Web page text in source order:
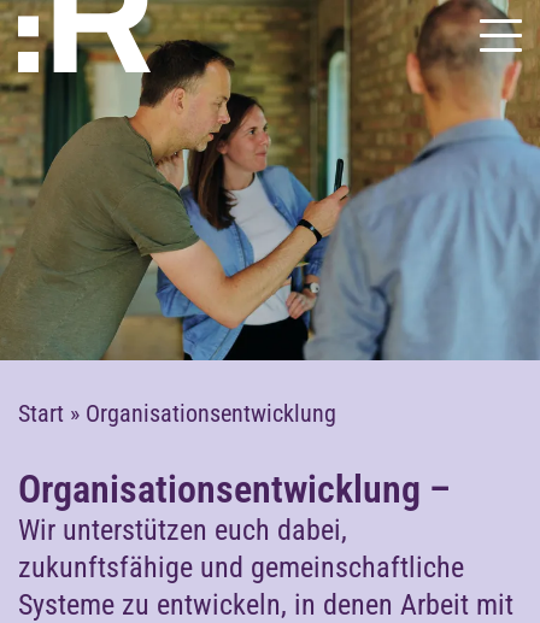
Start » Organisationsentwicklung
Organisations­entwicklung –
Wir unterstützen euch dabei,
zukunftsfähige und gemeinschaftliche
Systeme zu entwickeln, in denen Arbeit mit